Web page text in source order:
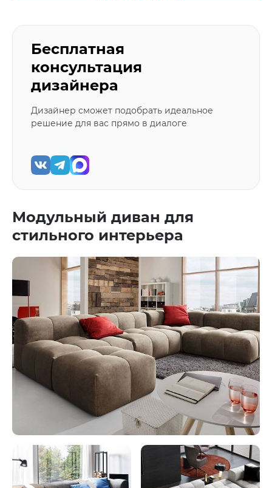
Бесплатная
консультация
дизайнера
Дизайнер сможет подобрать идеальное
решение для вас прямо в диалоге
Модульный диван для
стильного интерьера